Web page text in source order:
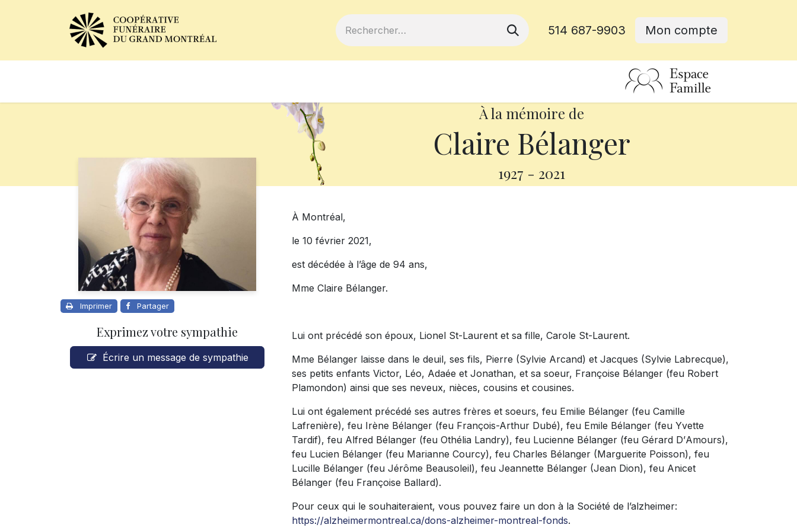
514 687-9903 Mon compte
À la mémoire de
Claire Bélanger
1927 - 2021
Imprimer Partager
Exprimez votre sympathie
Écrire un message de sympathie
À Montréal,
le 10 février 2021,
est décédée à l’âge de 94 ans,
Mme Claire Bélanger.
Lui ont précédé son époux, Lionel St-Laurent et sa fille, Carole St-Laurent.
Mme Bélanger laisse dans le deuil, ses fils, Pierre (Sylvie Arcand) et Jacques (Sylvie Labrecque),
ses petits enfants Victor, Léo, Adaée et Jonathan, et sa soeur, Françoise Bélanger (feu Robert
Plamondon) ainsi que ses neveux, nièces, cousins et cousines.
Lui ont également précédé ses autres frères et soeurs, feu Emilie Bélanger (feu Camille
Lafrenière), feu Irène Bélanger (feu François-Arthur Dubé), feu Emile Bélanger (feu Yvette
Tardif), feu Alfred Bélanger (feu Othélia Landry), feu Lucienne Bélanger (feu Gérard D’Amours),
feu Lucien Bélanger (feu Marianne Courcy), feu Charles Bélanger (Marguerite Poisson), feu
Lucille Bélanger (feu Jérôme Beausoleil), feu Jeannette Bélanger (Jean Dion), feu Anicet
Bélanger (feu Françoise Ballard).
Pour ceux qui le souhaiteraient, vous pouvez faire un don à la Société de l’alzheimer:
https://alzheimermontreal.ca/dons-alzheimer-montreal-fonds.